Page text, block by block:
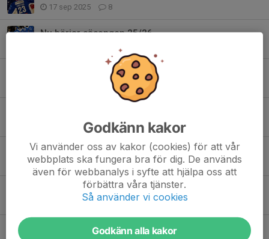
17 sep 2025 8
Nu börjar säsongen 25/26
Arbetspass och ungdomsråd
3 mar 2025 0
Tack Birger!
24 nov 2024 2
Oktobercupen 2024
13 okt 2024 1
Bandy i sommarvärmen
Godkänn kakor
Vi använder oss av kakor (cookies) för att vår
webbplats ska fungera bra för dig. De används
även för webbanalys i syfte att hjälpa oss att
förbättra våra tjänster.
Så använder vi cookies
Godkänn alla kakor